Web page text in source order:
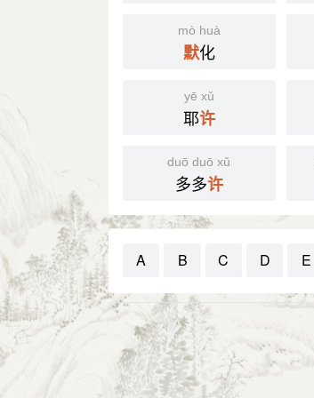
mò huà
默化
yē xǔ
耶许
duō duō xǔ
多多许
A B C D E